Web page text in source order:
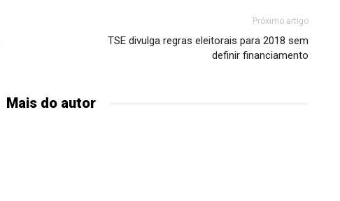
Próximo artigo
TSE divulga regras eleitorais para 2018 sem
definir financiamento
Mais do autor